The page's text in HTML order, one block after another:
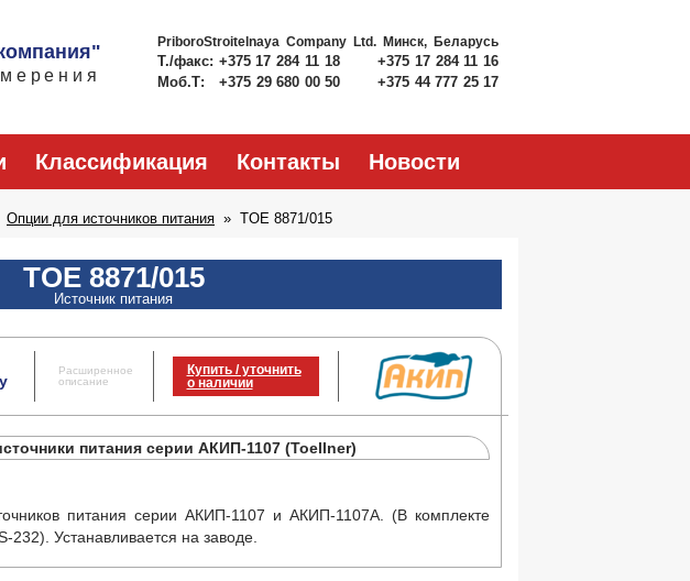
PriboroStroitelnaya Company Ltd. Минск, Беларусь
Т./факс: +375 17 284 11 18
+375 17 284 11 16
Моб.Т:
+375 29 680 00 50 +375 44 777 25 17
Классификация Контакты Новости
Опции для источников питания TOE 8871/015
TOE 8871/015
Источник питания
Расширенное
описание
Купить / уточнить
о наличии
питания серии АКИП-1107 (Toellner)
питания серии АКИП-1107 и АКИП-1107А. (В комплекте
Устанавливается на заводе.